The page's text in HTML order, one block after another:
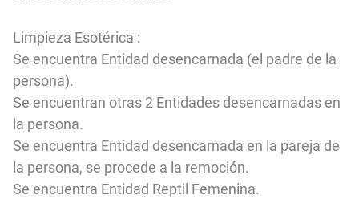
Limpieza Esotérica :
Se encuentra Entidad desencarnada (el padre de la
persona).
Se encuentran otras 2 Entidades desencarnadas en
la persona.
Se encuentra Entidad desencarnada en la pareja de
la persona, se procede a la remoción.
Se encuentra Entidad Reptil Femenina.